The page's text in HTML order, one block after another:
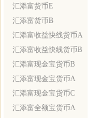
汇添富货币E
汇添富货币B
汇添富收益快线货币A
汇添富收益快线货币B
汇添富现金宝货币B
汇添富现金宝货币A
汇添富现金宝货币C
汇添富全额宝货币A